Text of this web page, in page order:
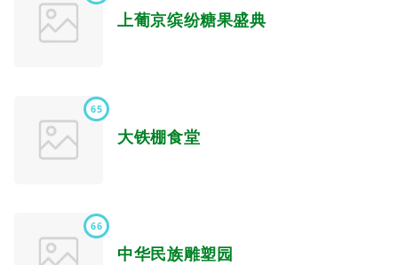
上葡京缤纷糖果盛典
65
大铁棚食堂
66
中华民族雕塑园